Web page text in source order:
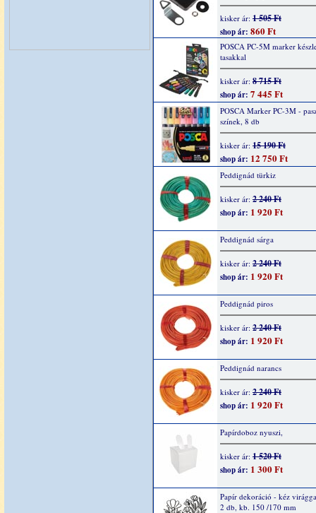
kisker ár: 1 505 Ft
shop ár: 860 Ft
POSCA PC-5M marker
tasakkal
kisker ár: 8 715 Ft
shop ár: 7 445 Ft
POSCA Marker PC-3M -
színek, 8 db
kisker ár: 15 190 Ft
shop ár: 12 750 Ft
Peddignád türkiz
kisker ár: 2 240 Ft
shop ár: 1 920 Ft
Peddignád sárga
kisker ár: 2 240 Ft
shop ár: 1 920 Ft
Peddignád piros
kisker ár: 2 240 Ft
shop ár: 1 920 Ft
Peddignád narancs
kisker ár: 2 240 Ft
shop ár: 1 920 Ft
Papírdoboz nyuszi,
kisker ár: 1 520 Ft
shop ár: 1 300 Ft
Papír dekoráció - kéz
2 db, kb. 150 /170 mm